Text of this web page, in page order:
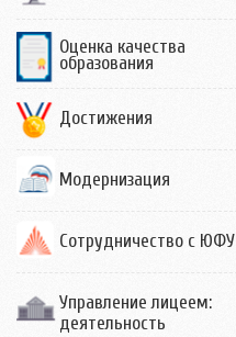
Оценка качества
образования
Достижения
Модернизация
Сотрудничество с ЮФУ
Управление лицеем:
деятельность